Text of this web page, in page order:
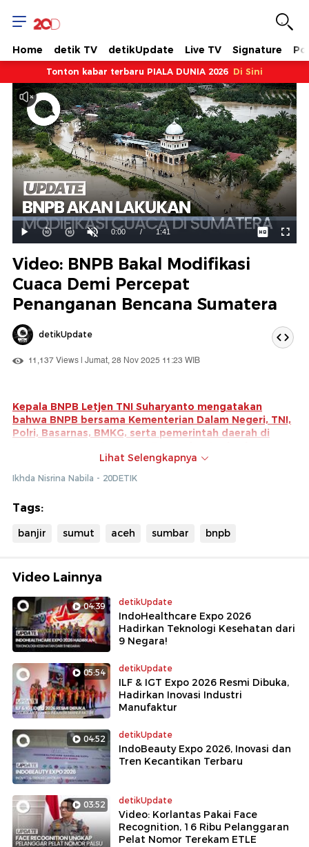
Home detik TV detikUpdate Live TV Signature
Tonton kabar terbaru PIALA DUNIA 2026 Di Sini
Mainkan
Suara
Hidup
Waktu
ini
0:00 / Durasi
1:41
Dimuat:
70.41%
Video: BNPB Bakal Modifikasi
Cuaca Demi Percepat
Penanganan Bencana Sumatera
detikUpdate
11,137 Views | Jumat, 28 Nov 2025 11:23 WIB
Kepala BNPB Letjen TNI Suharyanto mengatakan
bahwa BNPB bersama Kementerian Dalam Negeri, TNI,
Polri, Basarnas, BMKG, serta pemerintah daerah di
mengerahkan pesawat, helikopter, alat berat, serta
melakukan operasi modifikasi cuaca.
menghalau awan dan meredistribusi curah hujan
dan mitigasi bencana susulan dalam jangka pendek.
Lihat Selengkapnya
Ikhda Nisrina Nabila - 20DETIK
Tags:
banjir sumut aceh sumbar bnpb
Video Lainnya
04:39 detikUpdate
IndoHealthcare Expo 2026
Hadirkan Teknologi Kesehatan dari
9 Negara!
05:54 detikUpdate
ILF & IGT Expo 2026 Resmi Dibuka,
Hadirkan Inovasi Industri
Manufaktur
04:52 detikUpdate
IndoBeauty Expo 2026, Inovasi dan
Tren Kecantikan Terbaru
03:52 detikUpdate
Video: Korlantas Pakai Face
Recognition, 16 Ribu Pelanggaran
Pelat Nomor Terekam ETLE